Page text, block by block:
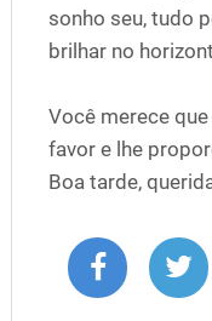
sonho seu, tudo
brilhar no
Você merece
favor e lhe
Boa tarde,